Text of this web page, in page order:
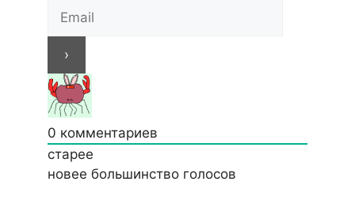
0 комментариев
старее
новее большинство голосов